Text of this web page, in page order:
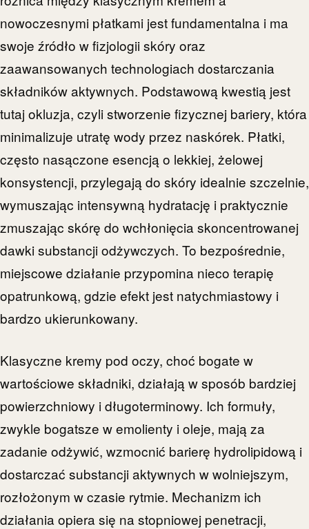
nowoczesnymi płatkami jest fundamentalna i ma
swoje źródło w fizjologii skóry oraz
zaawansowanych technologiach dostarczania
składników aktywnych. Podstawową kwestią jest
tutaj okluzja, czyli stworzenie fizycznej bariery, która
minimalizuje utratę wody przez naskórek. Płatki,
często nasączone esencją o lekkiej, żelowej
konsystencji, przylegają do skóry idealnie szczelnie,
wymuszając intensywną hydratację i praktycznie
zmuszając skórę do wchłonięcia skoncentrowanej
dawki substancji odżywczych. To bezpośrednie,
miejscowe działanie przypomina nieco terapię
opatrunkową, gdzie efekt jest natychmiastowy i
bardzo ukierunkowany.
Klasyczne kremy pod oczy, choć bogate w
wartościowe składniki, działają w sposób bardziej
powierzchniowy i długoterminowy. Ich formuły,
zwykle bogatsze w emolienty i oleje, mają za
zadanie odżywić, wzmocnić barierę hydrolipidową i
dostarczać substancji aktywnych w wolniejszym,
rozłożonym w czasie rytmie. Mechanizm ich
działania opiera się na stopniowej penetracji,